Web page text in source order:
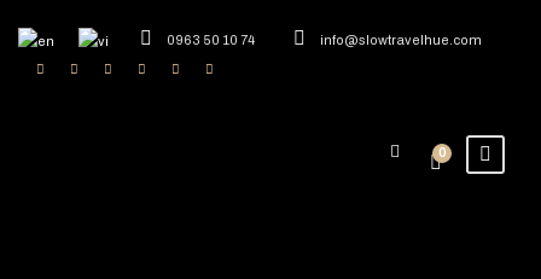
0963 50 10 74 info@slowtravelhue.com
0